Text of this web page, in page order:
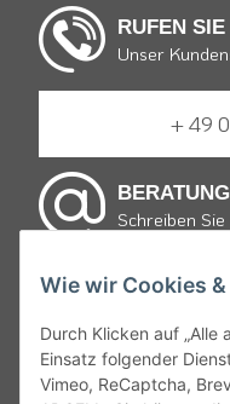
RUFEN
Unser
+ 49
Schreiben
E-
* von Montag bis
von 10:00
Wie wir Cookies
Durch Klicken auf „Alle
Einsatz folgender
Vimeo, ReCaptcha,